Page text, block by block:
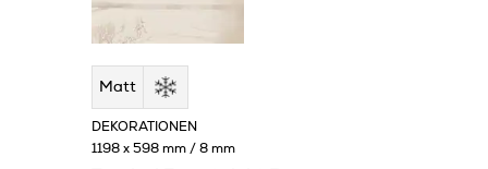
Matt
DEKORATIONEN
1198 x 598 mm / 8 mm